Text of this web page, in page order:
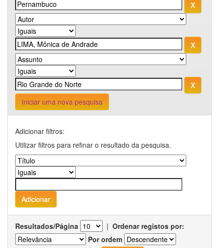
Iniciar uma nova pesquisa
Adicionar filtros:
Utilizar filtros para refinar o resultado da pesquisa.
Resultados/Página | Ordenar registos por:
Por ordem